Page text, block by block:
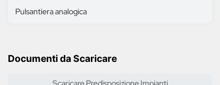
Pulsantiera analogica
Documenti da Scaricare